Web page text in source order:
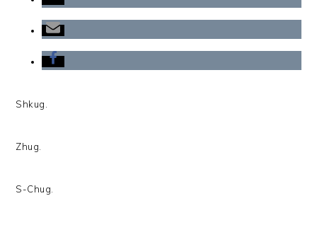
Shkug.
Zhug.
S-Chug.